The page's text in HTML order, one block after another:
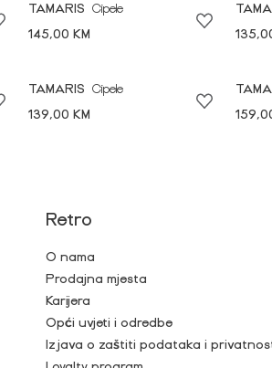
TAMARIS
Cipele
145,00 KM
TAMARIS
Cipele
139,00 KM
Retro
O nama
Prodajna mjesta
Karijera
Opći uvjeti i odredbe
Izjava o zaštiti podataka i